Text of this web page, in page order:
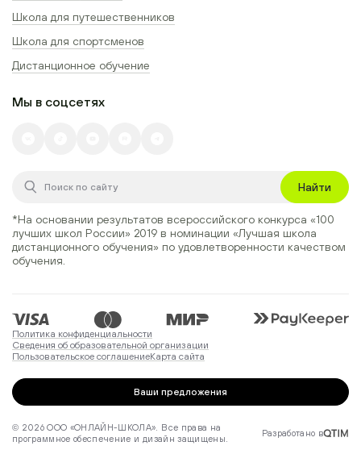
Школа для путешественников
Школа для спортсменов
Дистанционное обучение
Мы в соцсетях
Найти
*На основании результатов всероссийского конкурса «100
лучших школ России» 2019 в номинации «Лучшая школа
дистанционного обучения» по удовлетворенности качеством
обучения.
Политика конфиденциальности
Сведения об образовательной организации
Пользовательское соглашениеКарта сайта
Ваши предложения
© 2026 ООО «ОНЛАЙН-ШКОЛА». Все права на
программное обеспечение и дизайн защищены.
Разработано в